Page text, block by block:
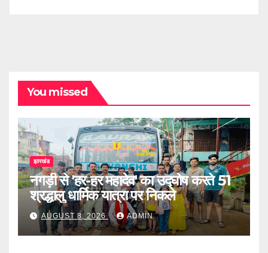
You missed
झारखंड
नगड़ी से 'हर-हर महादेव' का उद्घोष करते 51
श्रद्धालु धार्मिक यात्रा पर निकले
AUGUST 8, 2026 ADMIN